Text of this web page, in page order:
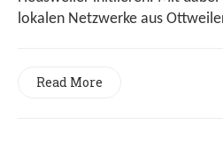
lokalen Netzwerke aus
Read More